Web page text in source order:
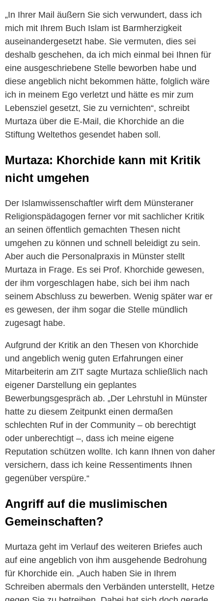
„In Ihrer Mail äußern Sie sich verwundert, dass ich
mich mit Ihrem Buch Islam ist Barmherzigkeit
auseinandergesetzt habe. Sie vermuten, dies sei
deshalb geschehen, da ich mich einmal bei Ihnen für
eine ausgeschriebene Stelle beworben habe und
diese angeblich nicht bekommen hätte, folglich wäre
ich in meinem Ego verletzt und hätte es mir zum
Lebensziel gesetzt, Sie zu vernichten“, schreibt
Murtaza über die E-Mail, die Khorchide an die
Stiftung Weltethos gesendet haben soll.
Murtaza: Khorchide kann mit Kritik
nicht umgehen
Der Islamwissenschaftler wirft dem Münsteraner
Religionspädagogen ferner vor mit sachlicher Kritik
an seinen öffentlich gemachten Thesen nicht
umgehen zu können und schnell beleidigt zu sein.
Aber auch die Personalpraxis in Münster stellt
Murtaza in Frage. Es sei Prof. Khorchide gewesen,
der ihm vorgeschlagen habe, sich bei ihm nach
seinem Abschluss zu bewerben. Wenig später war er
es gewesen, der ihm sogar die Stelle mündlich
zugesagt habe.
Aufgrund der Kritik an den Thesen von Khorchide
und angeblich wenig guten Erfahrungen einer
Mitarbeiterin am ZIT sagte Murtaza schließlich nach
eigener Darstellung ein geplantes
Bewerbungsgespräch ab. „Der Lehrstuhl in Münster
hatte zu diesem Zeitpunkt einen dermaßen
schlechten Ruf in der Community – ob berechtigt
oder unberechtigt –, dass ich meine eigene
Reputation schützen wollte. Ich kann Ihnen von daher
versichern, dass ich keine Ressentiments Ihnen
gegenüber verspüre.“
Angriff auf die muslimischen
Gemeinschaften?
Murtaza geht im Verlauf des weiteren Briefes auch
auf eine angeblich von ihm ausgehende Bedrohung
für Khorchide ein. „Auch haben Sie in Ihrem
Schreiben abermals den Verbänden unterstellt, Hetze